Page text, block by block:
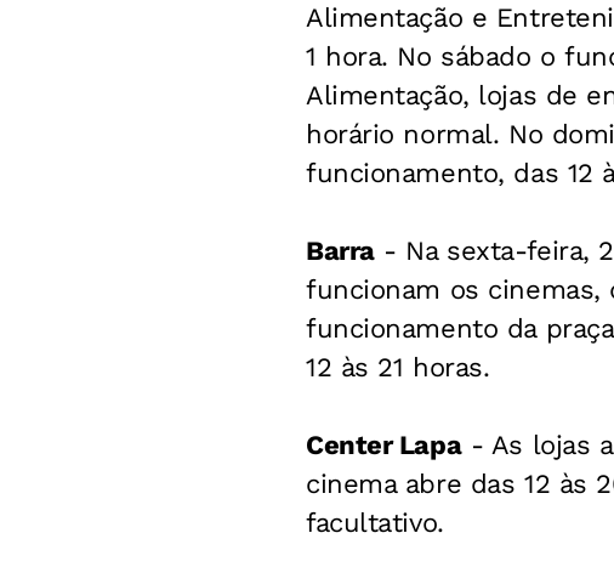
Alimentação e
1 hora. No sábado o
Alimentação, lojas de
horário normal. No
funcionamento, das 12
Barra- Na sexta-feira,
funcionam os cinemas,
funcionamento da
12 às 21 horas.
Center Lapa- As lojas
cinema abre das 12 às
facultativo.